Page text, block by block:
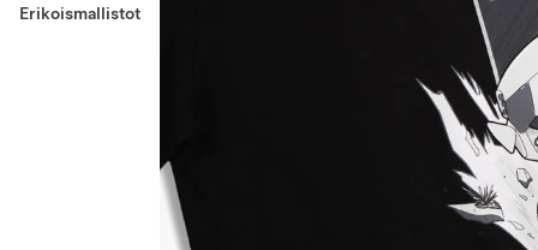
Erikoismallistot